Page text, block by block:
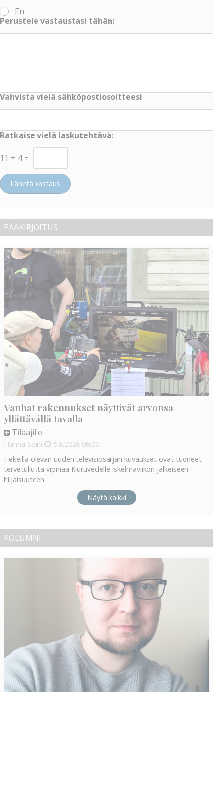
En
Perustele vastaustasi tähän:
Vahvista vielä sähköpostiosoitteesi
Ratkaise vielä laskutehtävä:
11 + 4 =
Lähetä vastaus
PÄÄKIRJOITUS
Vanhat rakennukset näyttivät arvonsa
yllättävällä tavalla
Tilaajille
Hanna Soini 5.8.2026 06:00
Tekeillä olevan uuden televisiosarjan kuvaukset ovat tuoneet
tervetullutta vipinää Kiuruvedelle Iskelmäviikon jälkeiseen
hiljaisuuteen.
Näytä kaikki
KOLUMNI